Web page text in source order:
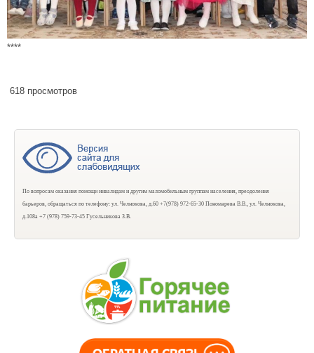
****
618 просмотров
По вопросам оказания помощи инвалидам и другим маломобильным группам населения, преодоления
барьеров, обращаться по телефону: ул. Челнокова, д.60 +7(978) 972-65-30 Пономарева В.В., ул. Челнокова,
д.108а +7 (978) 759-73-45 Гусельникова З.В.